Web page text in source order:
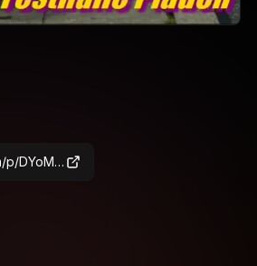
www.instagram.com/p/DYoM-OkCoa-/?img_index=1